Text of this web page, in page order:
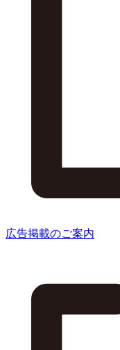
広告掲載のご案内